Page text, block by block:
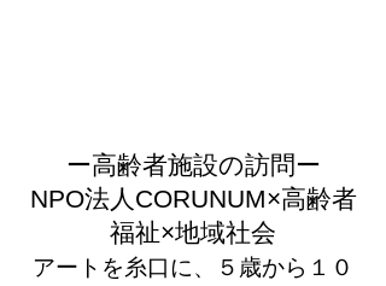
​ー高齢者施設の訪問ー
​NPO法人CORUNUM×高齢者
福祉×地域社会
アートを糸口に、５歳から１０